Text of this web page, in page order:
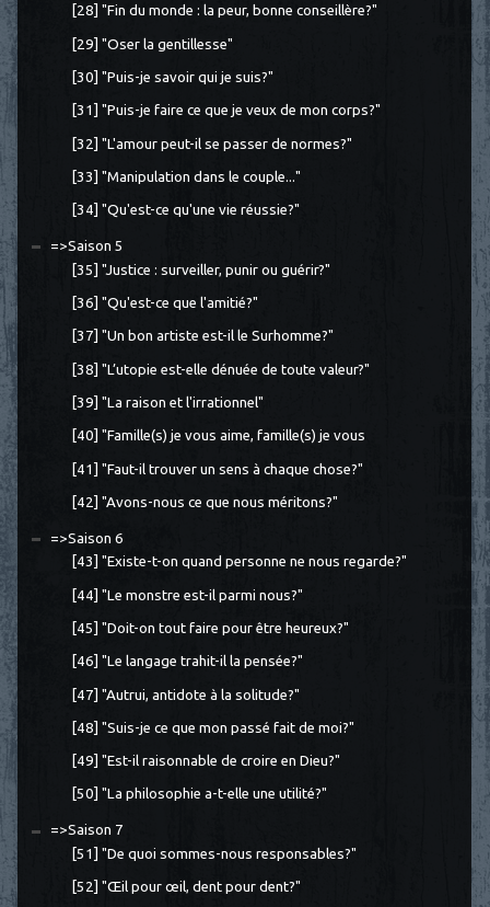
[28] "Fin du monde : la peur, bonne conseillère?"
[29] "Oser la gentillesse"
[30] "Puis-je savoir qui je suis?"
[31] "Puis-je faire ce que je veux de mon corps?"
[32] "L'amour peut-il se passer de normes?"
[33] "Manipulation dans le couple..."
[34] "Qu'est-ce qu'une vie réussie?"
=>Saison 5
[35] "Justice : surveiller, punir ou guérir?"
[36] "Qu'est-ce que l'amitié?"
[37] "Un bon artiste est-il le Surhomme?"
[38] "L’utopie est-elle dénuée de toute valeur?"
[39] "La raison et l'irrationnel"
[40] "Famille(s) je vous aime, famille(s) je vous
[41] "Faut-il trouver un sens à chaque chose?"
[42] "Avons-nous ce que nous méritons?"
=>Saison 6
[43] "Existe-t-on quand personne ne nous regarde?"
[44] "Le monstre est-il parmi nous?"
[45] "Doit-on tout faire pour être heureux?"
[46] "Le langage trahit-il la pensée?"
[47] "Autrui, antidote à la solitude?"
[48] "Suis-je ce que mon passé fait de moi?"
[49] "Est-il raisonnable de croire en Dieu?"
[50] "La philosophie a-t-elle une utilité?"
=>Saison 7
[51] "De quoi sommes-nous responsables?"
[52] "Œil pour œil, dent pour dent?"